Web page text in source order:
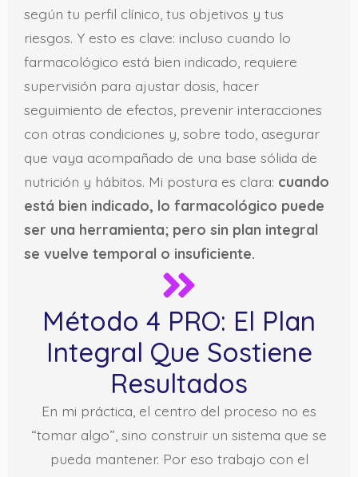
según tu perfil clínico, tus objetivos y tus
riesgos. Y esto es clave: incluso cuando lo
farmacológico está bien indicado, requiere
supervisión para ajustar dosis, hacer
seguimiento de efectos, prevenir interacciones
con otras condiciones y, sobre todo, asegurar
que vaya acompañado de una base sólida de
nutrición y hábitos. Mi postura es clara: cuando
está bien indicado, lo farmacológico puede
ser una herramienta; pero sin plan integral
se vuelve temporal o insuficiente.
Método 4 PRO: El Plan
Integral Que Sostiene
Resultados
En mi práctica, el centro del proceso no es
“tomar algo”, sino construir un sistema que se
pueda mantener. Por eso trabajo con el